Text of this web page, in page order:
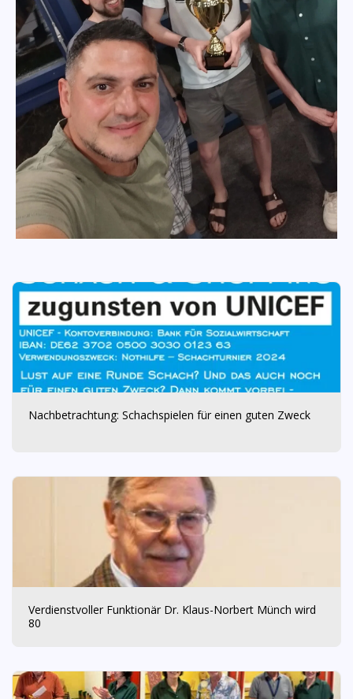
Nachbetrachtung: Schachspielen für einen guten Zweck
Verdienstvoller Funktionär Dr. Klaus-Norbert Münch wird
80